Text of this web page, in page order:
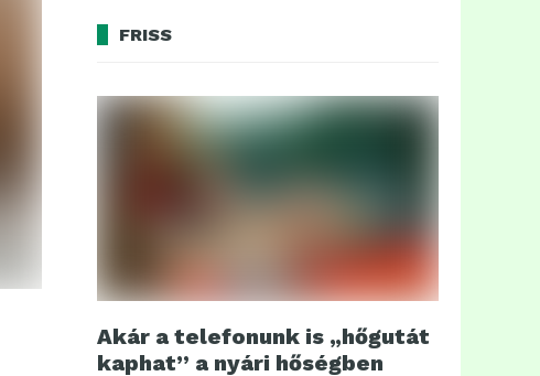
FRISS
Akár a telefonunk is „hőgutát
kaphat” a nyári hőségben